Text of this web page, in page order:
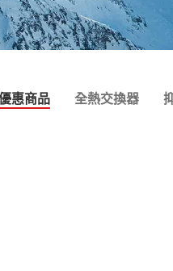
惠商品 全熱交換器